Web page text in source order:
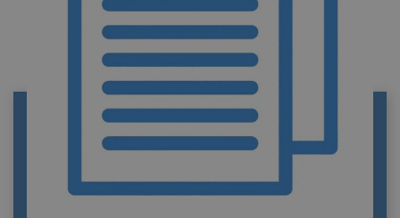
REGISTRO CIVIL DE FRAGA
Fraga. Funciones y trámites. Portal privado de